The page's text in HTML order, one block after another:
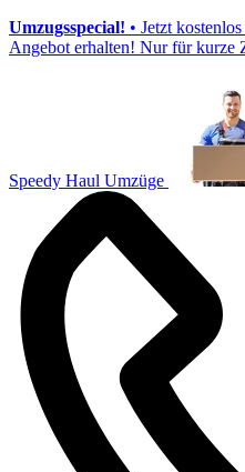
Umzugsspecial! • Jetzt
Angebot erhalten! Nur für kurze
Speedy Haul Umzüge